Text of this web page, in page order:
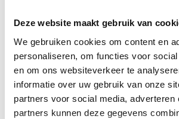
Deze website maakt gebruik van
We gebruiken cookies om content en
personaliseren, om functies voor
en om ons websiteverkeer te
informatie over uw gebruik van onze
partners voor social media, adverteren
partners kunnen deze gegevens
het totaalbedrag aan inkomsten
14.680,- (2026) gerekend over de
Deze vijf jaar termijn loopt vanaf
stemrecht kreeg. Heb je eenmaal
behoud je dat in ieder geval vijf jaar.
Elk jaar in de maand januari wordt
bovenstaande voorwaarden voldoet.